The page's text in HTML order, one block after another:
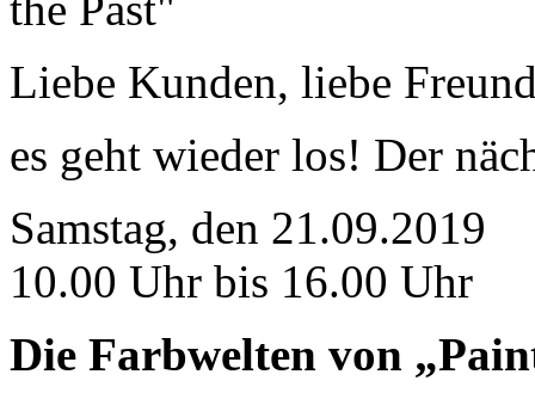
Liebe Kunden, liebe
es geht wieder los! Der
Samstag, den 21.09.2019
10.00 Uhr bis 16.00 Uhr
Die Farbwelten von